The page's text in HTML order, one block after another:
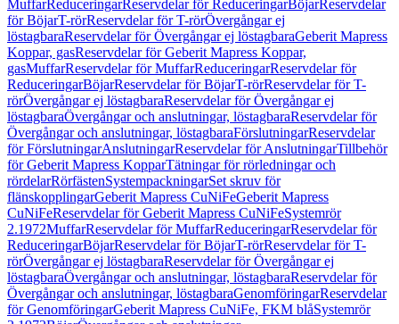
MuffarReduceringarReservdelar för ReduceringarBöjarReservdelar
för BöjarT-rörReservdelar för T-rörÖvergångar ej
löstagbaraReservdelar för Övergångar ej löstagbaraGeberit Mapress
Koppar, gasReservdelar för Geberit Mapress Koppar,
gasMuffarReservdelar för MuffarReduceringarReservdelar för
ReduceringarBöjarReservdelar för BöjarT-rörReservdelar för T-
rörÖvergångar ej löstagbaraReservdelar för Övergångar ej
löstagbaraÖvergångar och anslutningar, löstagbaraReservdelar för
Övergångar och anslutningar, löstagbaraFörslutningarReservdelar
för FörslutningarAnslutningarReservdelar för AnslutningarTillbehör
för Geberit Mapress KopparTätningar för rörledningar och
rördelarRörfästenSystempackningarSet skruv för
flänskopplingarGeberit Mapress CuNiFeGeberit Mapress
CuNiFeReservdelar för Geberit Mapress CuNiFeSystemrör
2.1972MuffarReservdelar för MuffarReduceringarReservdelar för
ReduceringarBöjarReservdelar för BöjarT-rörReservdelar för T-
rörÖvergångar ej löstagbaraReservdelar för Övergångar ej
löstagbaraÖvergångar och anslutningar, löstagbaraReservdelar för
Övergångar och anslutningar, löstagbaraGenomföringarReservdelar
för GenomföringarGeberit Mapress CuNiFe, FKM blåSystemrör